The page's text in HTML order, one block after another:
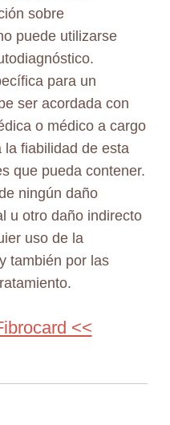
sobre
puede utilizarse
para un
ser acordada con
o médico a cargo
la fiabilidad de esta
que pueda contener.
ningún daño
u otro daño indirecto
uso de la
también por las
<<